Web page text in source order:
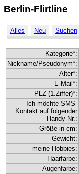
Berlin-Flirtline
Alles Neu Suchen
Kategorie*:
Nickname/Pseudonym*:
Alter*:
E-Mail*:
PLZ (1.Ziffer)*:
Ich möchte SMS-
Kontakt auf folgender
Handy-Nr.:
Größe in cm:
Gewicht:
meine Hobbies:
Haarfarbe:
Augenfarbe: